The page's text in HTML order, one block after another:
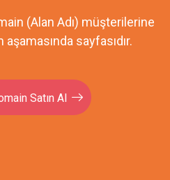
(Alan Adı) müşterilerine
sayfasıdır.
Satın Al